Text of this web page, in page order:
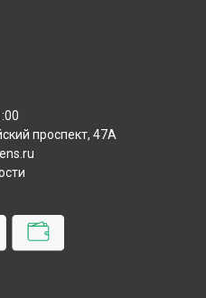
Siemens в
Siemens в
Siemens в
Siemens в
проспект, 47А